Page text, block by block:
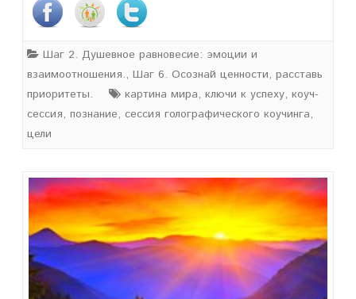
Шаг 2. Душевное равновесие: эмоции и
взаимоотношения., Шаг 6. Осознай ценности, расставь
приоритеты.
картина мира, ключи к успеху, коуч-
сессия, познание, сессия голографического коучинга,
цели